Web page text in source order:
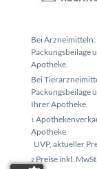
Bei Arzneimitteln:
Packungsbeilage
Apotheke.
Bei
Packungsbeilage
Ihrer Apotheke.
1
Apotheke
UVP, aktueller
2Preise inkl.